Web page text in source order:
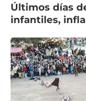
Últimos días
infantiles,